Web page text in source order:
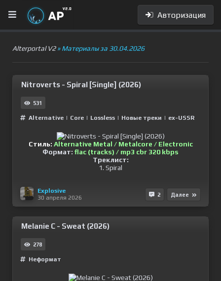
Авторизация
Alterportal V2» Материалы за 30.04.2026
Nitroverts - Spiral [Single] (2026)
531
Alternative | Сore | Lossless | Новые треки | ex-USSR
Стиль: Alternative Metal / Metalcore / Electronic
Формат: flac (tracks) / mp3 cbr 320 kbps
Треклист:
1. Spiral
Explosive
30 апреля 2026
2 Далее
Melanie C - Sweat (2026)
278
Неформат